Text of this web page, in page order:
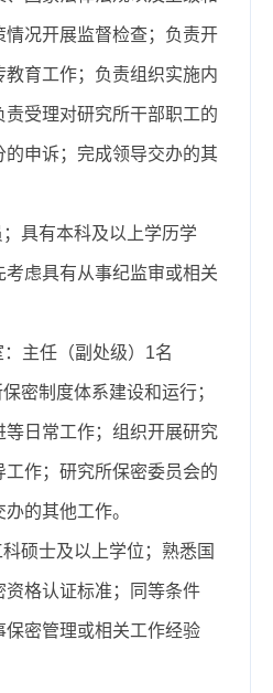
况开展监督检查；负责开
育工作；负责组织实施内
受理对研究所干部职工的
申诉；完成领导交办的其
具有本科及以上学历学
考虑具有从事纪监审或相关
主任（副处级）1名
密制度体系建设和运行；
等日常工作；组织开展研究
作；研究所保密委员会的
的其他工作。
硕士及以上学位；熟悉国
资格认证标准；同等条件
保密管理或相关工作经验